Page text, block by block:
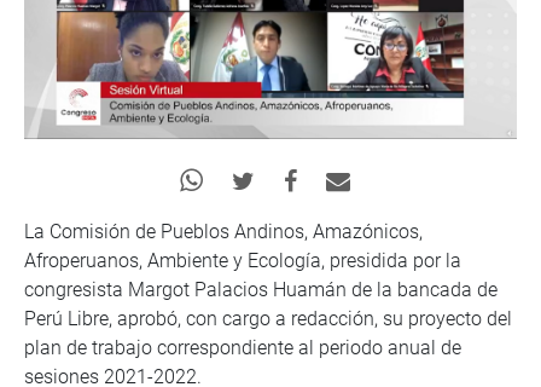
La Comisión de Pueblos Andinos, Amazónicos,
Afroperuanos, Ambiente y Ecología, presidida por la
congresista Margot Palacios Huamán de la bancada de
Perú Libre, aprobó, con cargo a redacción, su proyecto del
plan de trabajo correspondiente al periodo anual de
sesiones 2021-2022.